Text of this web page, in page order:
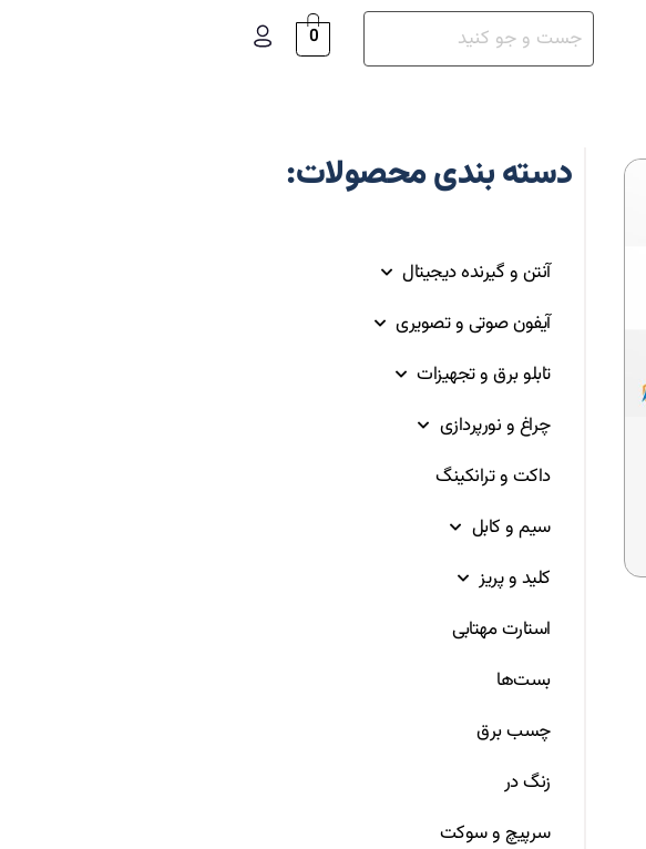
0
دسته بندی محصولات:
آنتن و گیرنده دیجیتال
آیفون صوتی و تصویری
تابلو برق و تجهیزات
چراغ و نورپردازی
داکت و ترانکینگ
سیم و کابل
کلید و پریز
استارت مهتابی
بست‌ها
چسب برق
زنگ در
سرپیچ و سوکت